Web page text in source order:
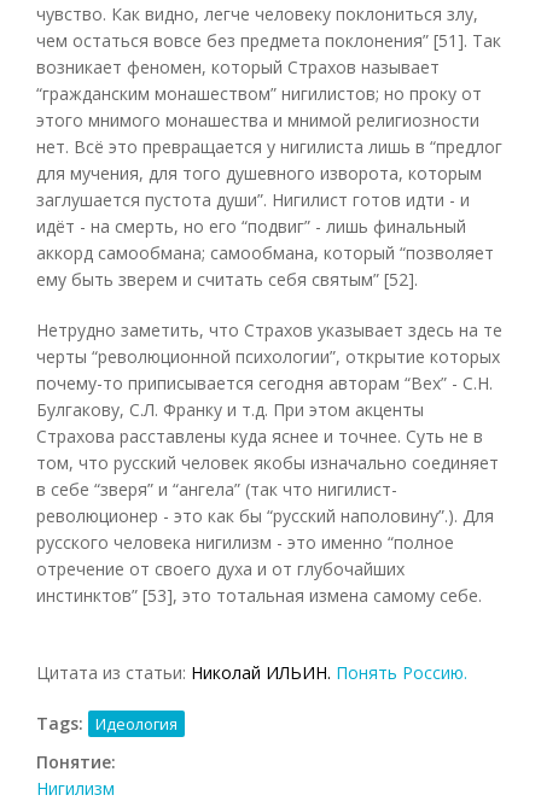
чувство. Как видно, легче человеку поклониться злу,
чем остаться вовсе без предмета поклонения” [51]. Так
возникает феномен, который Страхов называет
“гражданским монашеством” нигилистов; но проку от
этого мнимого монашества и мнимой религиозности
нет. Всё это превращается у нигилиста лишь в “предлог
для мучения, для того душевного изворота, которым
заглушается пустота души”. Нигилист готов идти - и
идёт - на смерть, но его “подвиг” - лишь финальный
аккорд самообмана; самообмана, который “позволяет
ему быть зверем и считать себя святым” [52].
Нетрудно заметить, что Страхов указывает здесь на те
черты “революционной психологии”, открытие которых
почему-то приписывается сегодня авторам “Вех” - С.Н.
Булгакову, С.Л. Франку и т.д. При этом акценты
Страхова расставлены куда яснее и точнее. Суть не в
том, что русский человек якобы изначально соединяет
в себе “зверя” и “ангела” (так что нигилист-
революционер - это как бы “русский наполовину”.). Для
русского человека нигилизм - это именно “полное
отречение от своего духа и от глубочайших
инстинктов” [53], это тотальная измена самому себе.
Цитата из статьи: Николай ИЛЬИН. Понять Россию.
Tags: Идеология
Понятие:
Нигилизм